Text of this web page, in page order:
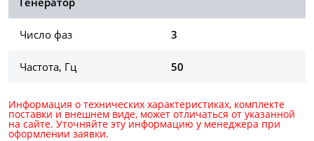
Число фаз 3
Частота, Гц 50
Информация о технических характеристиках, комплекте
поставки и внешнем виде, может отличаться от указанной
на сайте. Уточняйте эту информацию у менеджера при
оформлении заявки.